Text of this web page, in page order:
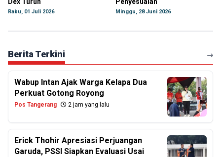
Rabu, 01 Juli 2026 Minggu, 28 Juni 2026
Berita Terkini
Wabup Intan Ajak Warga Kelapa Dua
Perkuat Gotong Royong
Pos Tangerang 2 jam yang lalu
Erick Thohir Apresiasi Perjuangan
Garuda, PSSI Siapkan Evaluasi Usai